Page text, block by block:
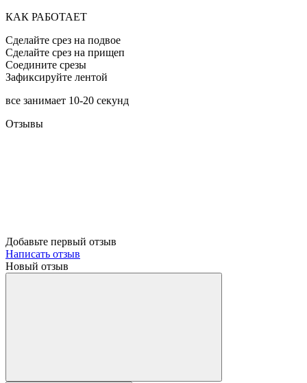
КАК РАБОТАЕТ
Сделайте срез на подвое
Сделайте срез на прищеп
Соедините срезы
Зафиксируйте лентой
все занимает 10-20 секунд
Отзывы
Добавьте первый отзыв
Написать отзыв
Новый отзыв